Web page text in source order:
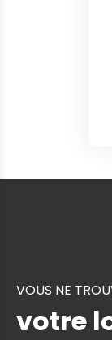
VOUS NE
votre